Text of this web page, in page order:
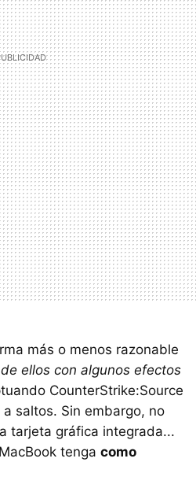
más o menos razonable
ellos con algunos efectos
CounterStrike:Source
saltos. Sin embargo, no
tarjeta gráfica integrada...
tenga como